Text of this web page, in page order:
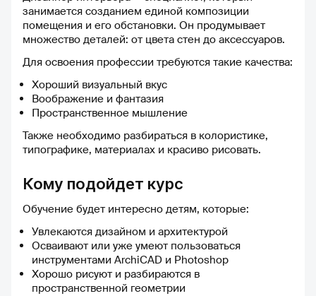
восприятие информации. 👩‍🏫
Преподаватели действительно
увлечённые и опытные
специалисты своего дела. У
каждого преподавателя своя
всех объединяет одно —
умение доходчиво и лаконично
объяснить сложный материал.
⏳ Меня приятно удивляет
скорость реакции
преподавателей на мои
практически мгновенно, часто
позволяет не терять нить
рассуждений и эффективнее
усваивать новые знания. ✍️
Домашние задания
проверяются достаточно
быстро, редко дольше суток.
занимается созданием единой композиции
помещения и его обстановки. Он продумывает
множество деталей: от цвета стен до аксессуаров.
Для освоения профессии требуются такие качества:
Хороший визуальный вкус
Воображение и фантазия
Пространственное мышление
Также необходимо разбираться в колористике,
типографике, материалах и красиво рисовать.
Кому подойдет курс
Обучение будет интересно детям, которые:
Увлекаются дизайном и архитектурой
Осваивают или уже умеют пользоваться
инструментами ArchiCAD и Photoshop
Хорошо рисуют и разбираются в
пространственной геометрии